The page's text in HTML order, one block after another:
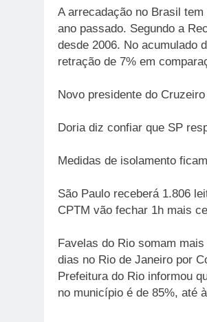
A arrecadação no Brasil
ano passado. Segundo a
desde 2006. No acumulado
retração de 7% em
Novo presidente do
Doria diz confiar que SP
Medidas de isolamento
São Paulo receberá 1.806
CPTM vão fechar 1h mais
Favelas do Rio somam
dias no Rio de Janeiro por
Prefeitura do Rio informou
no município é de 85%, até